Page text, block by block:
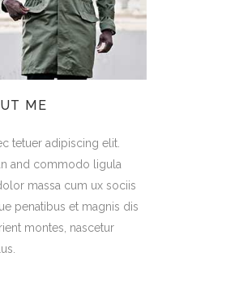
ME
tetuer adipiscing elit.
and commodo ligula
massa cum ux sociis
penatibus et magnis dis
montes, nascetur